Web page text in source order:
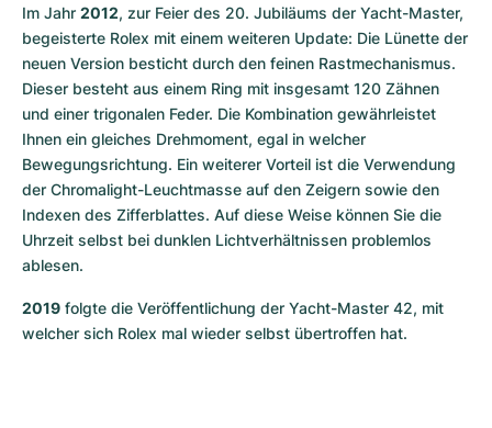
Im Jahr 2012, zur Feier des 20. Jubiläums der Yacht-Master,
begeisterte Rolex mit einem weiteren Update: Die Lünette der
neuen Version besticht durch den feinen Rastmechanismus.
Dieser besteht aus einem Ring mit insgesamt 120 Zähnen
und einer trigonalen Feder. Die Kombination gewährleistet
Ihnen ein gleiches Drehmoment, egal in welcher
Bewegungsrichtung. Ein weiterer Vorteil ist die Verwendung
der Chromalight-Leuchtmasse auf den Zeigern sowie den
Indexen des Zifferblattes. Auf diese Weise können Sie die
Uhrzeit selbst bei dunklen Lichtverhältnissen problemlos
ablesen.
2019 folgte die Veröffentlichung der Yacht-Master 42, mit
welcher sich Rolex mal wieder selbst übertroffen hat.